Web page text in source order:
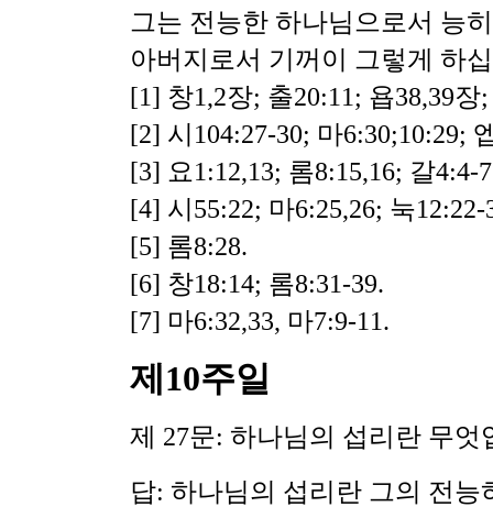
그는 전능한 하나님으로서 능
아버지로서 기꺼이 그렇게 하
[1] 창1,2장; 출20:11; 욥38,39장
[2] 시104:27-30; 마6:30;10:29;
[3] 요1:12,13; 롬8:15,16; 갈4:4-
[4] 시55:22; 마6:25,26; 눅12:22-
[5] 롬8:28.
[6] 창18:14; 롬8:31-39.
[7] 마6:32,33, 마7:9-11.
제10주일
제 27문: 하나님의 섭리란 무엇
답: 하나님의 섭리란 그의 전